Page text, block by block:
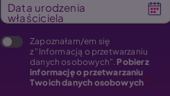
Data urodzenia
właściciela
Zapoznałam/em się
z "Informacją o przetwarzaniu
danych osobowych". Pobierz
informację o przetwarzaniu
Twoich danych osobowych